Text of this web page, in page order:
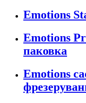
Emotions
Emotions
паковка
Emotions